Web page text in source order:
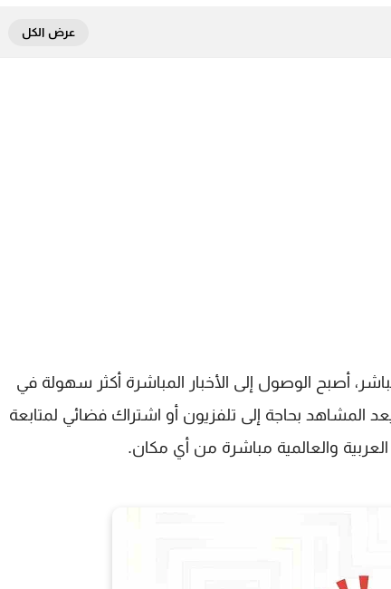
مباشر، أصبح الوصول إلى الأخبار المباشرة أكثر سهولة في
المشاهد بحاجة إلى تلفزيون أو اشتراك فضائي لمتابعة
العربية والعالمية مباشرة من أي مكان.